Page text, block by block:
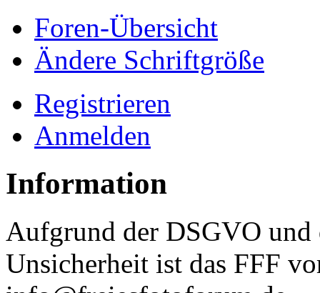
Foren-Übersicht
Ändere Schriftgröße
Registrieren
Anmelden
Information
Aufgrund der DSGVO und
Unsicherheit ist das FFF